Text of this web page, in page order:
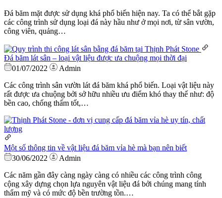
Đá băm mặt được sử dụng khá phổ biến hiện nay. Ta có thể bắt gặp
các công trình sử dụng loại đá này hầu như ở mọi nơi, từ sân vườn,
công viên, quảng…
Đá băm lát sân – loại vật liệu được ưa chuộng mọi thời đại
01/07/2022
Admin
Các công trình sân vườn lát đá băm khá phổ biến. Loại vật liệu này
rất được ưa chuộng bởi sở hữu nhiều ưu điểm khó thay thế như: độ
bền cao, chống thấm tốt,…
Một số thông tin về vật liệu đá băm vỉa hè mà bạn nên biết
30/06/2022
Admin
Các năm gần đây càng ngày càng có nhiều các công trình công
cộng xây dựng chọn lựa nguyên vật liệu đá bởi chúng mang tính
thẩm mỹ và có mức độ bền trường tồn.…